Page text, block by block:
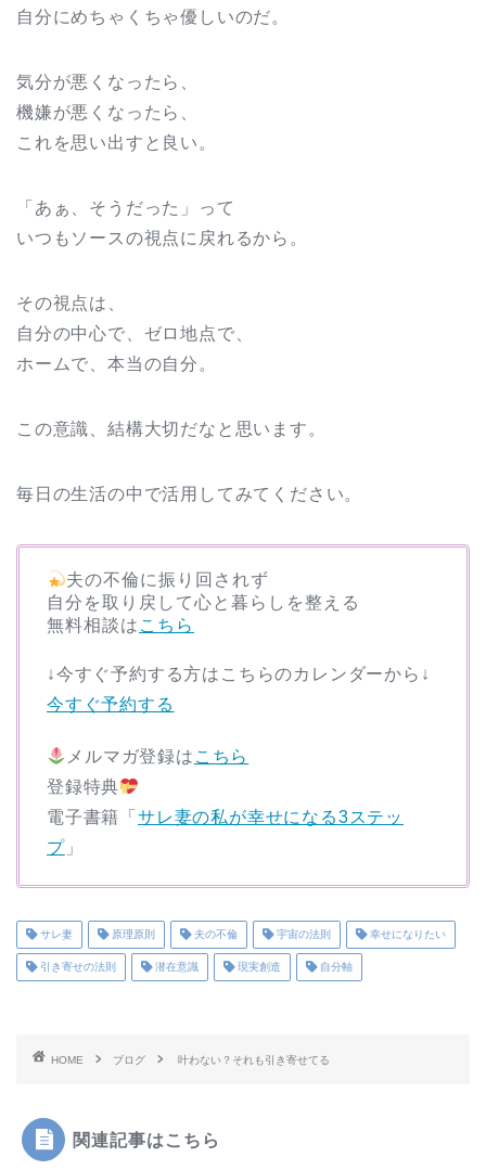
自分にめちゃくちゃ優しいのだ。
気分が悪くなったら、
機嫌が悪くなったら、
これを思い出すと良い。
「あぁ、そうだった」って
いつもソースの視点に戻れるから。
その視点は、
自分の中心で、ゼロ地点で、
ホームで、本当の自分。
この意識、結構大切だなと思います。
毎日の生活の中で活用してみてください。
夫の不倫に振り回されず
自分を取り戻して心と暮らしを整える
無料相談は こちら
↓今すぐ予約する方はこちらのカレンダーから↓
今すぐ予約する
メルマガ登録は こちら
登録特典
電子書籍「 サレ妻の私が幸せになる3ステッ
プ」
サレ妻 原理原則 夫の不倫 宇宙の法則 幸せになりたい
引き寄せの法則 潜在意識 現実創造 自分軸
HOME ブログ 叶わない？それも引き寄せてる
関連記事はこちら